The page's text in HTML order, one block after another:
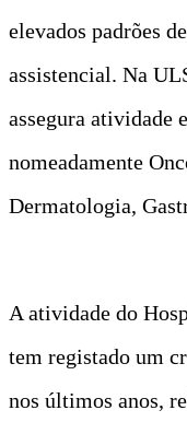
elevados padrões
assistencial. Na
assegura atividade
nomeadamente
Dermatologia,
A atividade do
tem registado um
nos últimos anos,